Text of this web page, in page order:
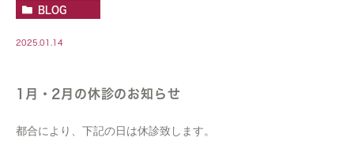
BLOG
2025.01.14
1月・2月の休診のお知らせ
都合により、下記の日は休診致します。